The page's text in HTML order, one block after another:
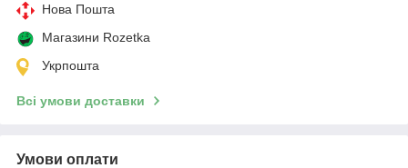
Нова Пошта
Магазини Rozetka
Укрпошта
Всі умови доставки
Умови оплати